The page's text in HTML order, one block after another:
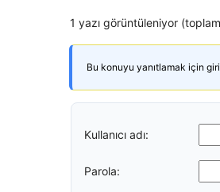
1 yazı görüntüleniyor
Bu konuyu yanıtlamak için
Kullanıcı adı:
Parola: